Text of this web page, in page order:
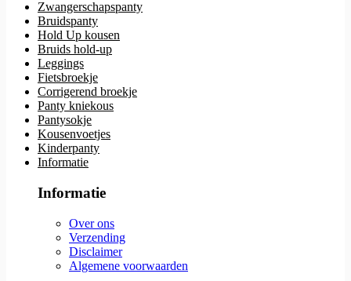
Zwangerschapspanty
Bruidspanty
Hold Up kousen
Bruids hold-up
Leggings
Fietsbroekje
Corrigerend broekje
Panty kniekous
Pantysokje
Kousenvoetjes
Kinderpanty
Informatie
Informatie
Over ons
Verzending
Disclaimer
Algemene voorwaarden